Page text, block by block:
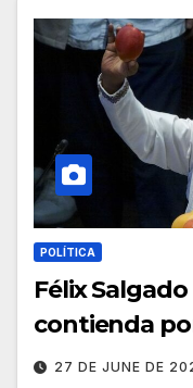
POLÍTICA
Félix
contienda
27 DE JUNE DE